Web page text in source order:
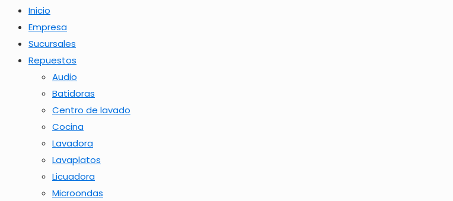
Inicio
Empresa
Sucursales
Repuestos
Audio
Batidoras
Centro de lavado
Cocina
Lavadora
Lavaplatos
Licuadora
Microondas